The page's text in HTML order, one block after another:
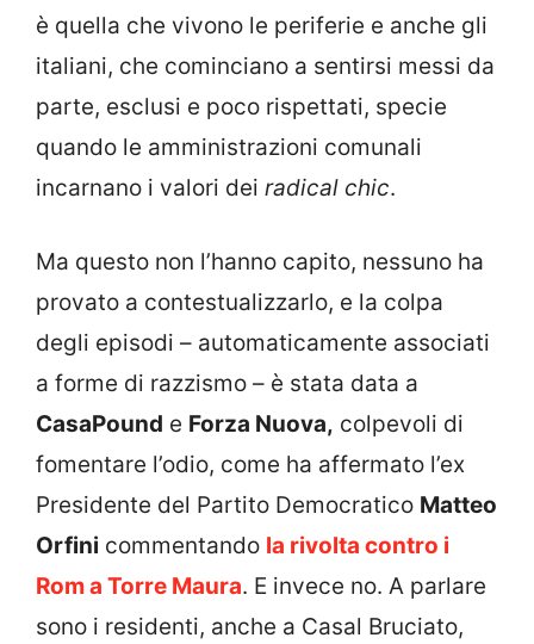
è quella che vivono le periferie e anche gli
italiani, che cominciano a sentirsi messi da
parte, esclusi e poco rispettati, specie
quando le amministrazioni comunali
incarnano i valori dei radical chic.
Ma questo non l’hanno capito, nessuno ha
provato a contestualizzarlo, e la colpa
degli episodi – automaticamente associati
a forme di razzismo – è stata data a
CasaPound e Forza Nuova, colpevoli di
fomentare l’odio, come ha affermato l’ex
Presidente del Partito Democratico Matteo
Orfini commentando la rivolta contro i
Rom a Torre Maura. E invece no. A parlare
sono i residenti, anche a Casal Bruciato,